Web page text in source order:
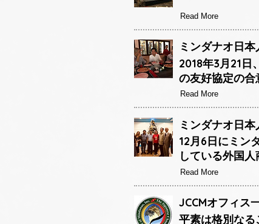
Read More
ミンダナオ日
2018年3月21日
の友好協定の合
Read More
ミンダナオ日
12月6日にミン
している外国
Read More
JCCMオフィス
平素は格別なる